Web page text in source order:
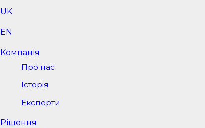
UK
EN
Компанія
Про нас
Історія
Експерти
Рішення